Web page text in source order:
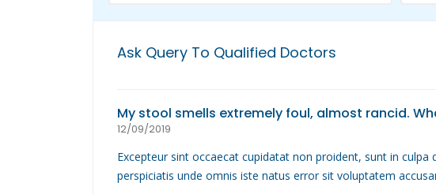
Ask Query To Qualified Doctors
My stool smells extremely foul, almost rancid.
12/09/2019
Excepteur sint occaecat cupidatat non proident, sunt in
perspiciatis unde omnis iste natus error sit voluptatem